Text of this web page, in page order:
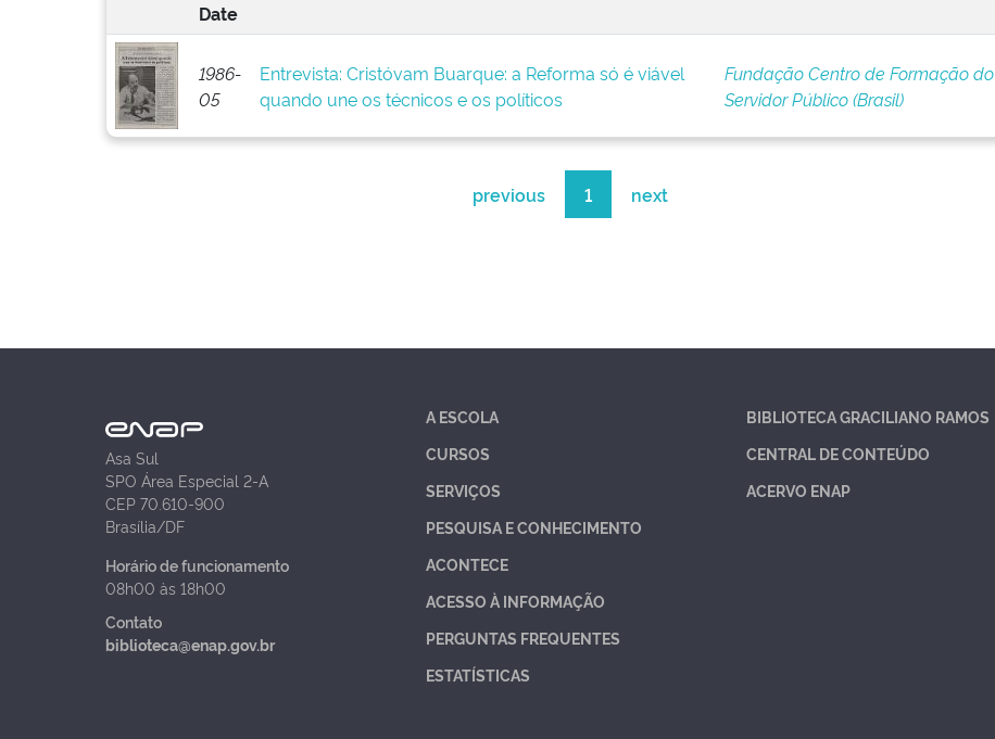
Date
1986-
05
Entrevista: Cristóvam Buarque: a Reforma só é viável
quando une os técnicos e os políticos
Fundação Centro de Formação do
Servidor Público (Brasil)
previous 1 next
Asa Sul
SPO Área Especial 2-A
CEP 70.610-900
Brasília/DF
Horário de funcionamento
08h00 às 18h00
Contato
biblioteca@enap.gov.br
A ESCOLA
CURSOS
SERVIÇOS
PESQUISA E CONHECIMENTO
ACONTECE
ACESSO À INFORMAÇÃO
PERGUNTAS FREQUENTES
ESTATÍSTICAS
BIBLIOTECA GRACILIANO RAMOS
CENTRAL DE CONTEÚDO
ACERVO ENAP